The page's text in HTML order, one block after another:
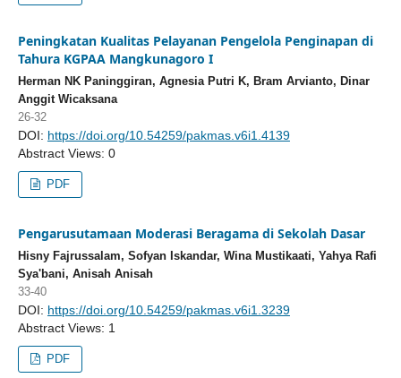
Peningkatan Kualitas Pelayanan Pengelola Penginapan di
Tahura KGPAA Mangkunagoro I
Herman NK Paninggiran, Agnesia Putri K, Bram Arvianto, Dinar
Anggit Wicaksana
26-32
DOI: https://doi.org/10.54259/pakmas.v6i1.4139
Abstract Views: 0
PDF
Pengarusutamaan Moderasi Beragama di Sekolah Dasar
Hisny Fajrussalam, Sofyan Iskandar, Wina Mustikaati, Yahya Rafi
Sya'bani, Anisah Anisah
33-40
DOI: https://doi.org/10.54259/pakmas.v6i1.3239
Abstract Views: 1
PDF